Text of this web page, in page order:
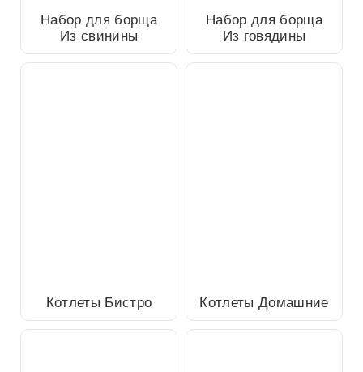
Набор для борща Из
свинины
Набор для борща Из
говядины
Котлеты Бистро Котлеты Домашние